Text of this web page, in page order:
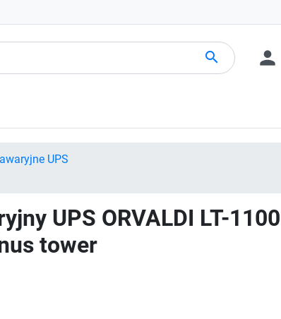
search person
UPS
UPS ORVALDI LT-
tower